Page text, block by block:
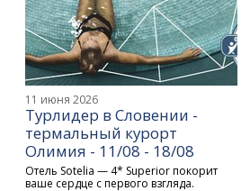
11 июня 2026
Турлидер в Словении -
термальный курорт
Олимия - 11/08 - 18/08
Отель Sotelia — 4* Superior покорит
ваше сердце с первого взгляда.